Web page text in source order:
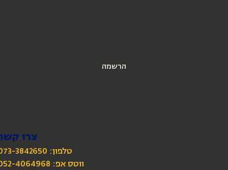
הרשמה
צרו
טלפון: 073-3842650